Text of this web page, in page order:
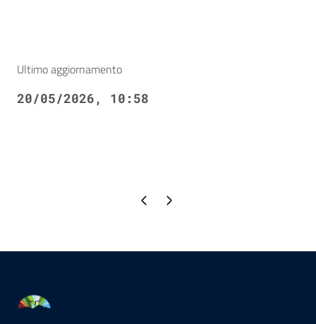
Ultimo aggiornamento
20/05/2026, 10:58
Pagina precedente
Pagina successiva